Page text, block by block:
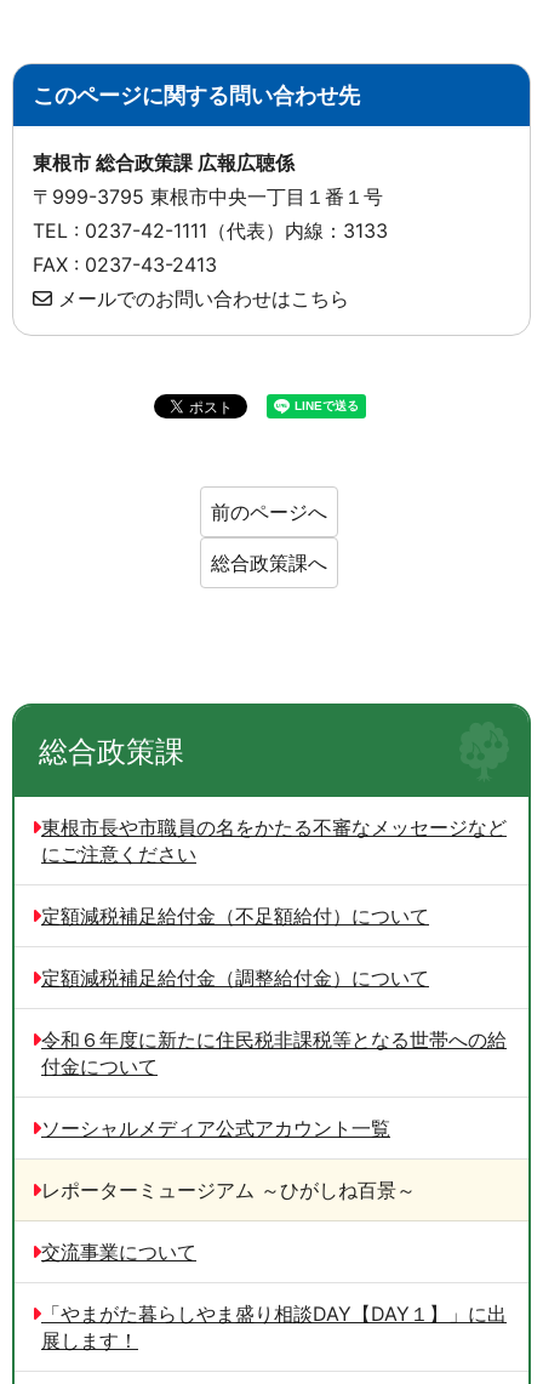
このページに関する問い合わせ先
東根市 総合政策課 広報広聴係
〒999-3795 東根市中央一丁目１番１号
TEL : 0237-42-1111（代表）内線：3133
FAX : 0237-43-2413
メールでのお問い合わせはこちら
前のページへ
総合政策課へ
総合政策課
東根市長や市職員の名をかたる不審なメッセージなど
にご注意ください
定額減税補足給付金（不足額給付）について
定額減税補足給付金（調整給付金）について
令和６年度に新たに住民税非課税等となる世帯への給
付金について
ソーシャルメディア公式アカウント一覧
レポーターミュージアム ～ひがしね百景～
交流事業について
「やまがた暮らしやま盛り相談DAY【DAY１】」に出
展します！